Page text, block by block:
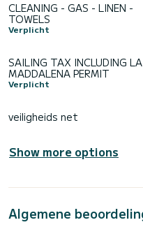
CLEANING - GAS - LINEN -
TOWELS
Verplicht
SAILING TAX INCLUDING LA
MADDALENA PERMIT
Verplicht
veiligheids net
Show more options
Algemene